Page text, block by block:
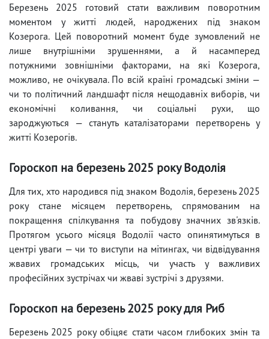
Березень 2025 готовий стати важливим поворотним
моментом у житті людей, народжених під знаком
Козерога. Цей поворотний момент буде зумовлений не
лише внутрішніми зрушеннями, а й насамперед
потужними зовнішніми факторами, на які Козерога,
можливо, не очікувала. По всій країні громадські зміни —
чи то політичний ландшафт після нещодавніх виборів, чи
економічні коливання, чи соціальні рухи, що
зароджуються — стануть каталізаторами перетворень у
житті Козерогів.
Гороскоп на березень 2025 року Водолія
Для тих, хто народився під знаком Водолія, березень 2025
року стане місяцем перетворень, спрямованим на
покращення спілкування та побудову значних зв'язків.
Протягом усього місяця Водолії часто опинятимуться в
центрі уваги — чи то виступи на мітингах, чи відвідування
жвавих громадських місць, чи участь у важливих
професійних зустрічах чи жваві зустрічі з друзями.
Гороскоп на березень 2025 року для Риб
Березень 2025 року обіцяє стати часом глибоких змін та